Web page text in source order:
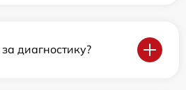
диагностику?